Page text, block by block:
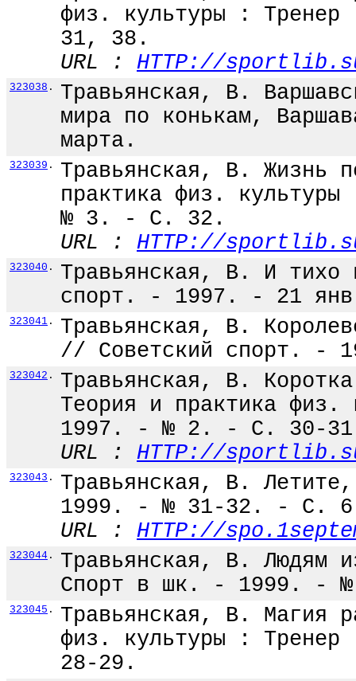
физ. культуры :
31, 38.
URL : HTTP://
323038 .
Травьянская, В.
мира по конькам,
марта.
323039 .
Травьянская, В. Жизнь
практика физ.
№ 3. - С. 32.
URL : HTTP://
323040 .
Травьянская, В. И
спорт. - 1997. - 21
323041 .
Травьянская, В.
// Советский спорт. -
323042 .
Травьянская, В.
Теория и практика
1997. - № 2. - С. 30-
URL : HTTP://
323043 .
Травьянская, В.
1999. - № 31-32. - С.
URL : HTTP://
323044 .
Травьянская, В. Людям
Спорт в шк. - 1999. -
323045 .
Травьянская, В. Магия
физ. культуры :
28-29.